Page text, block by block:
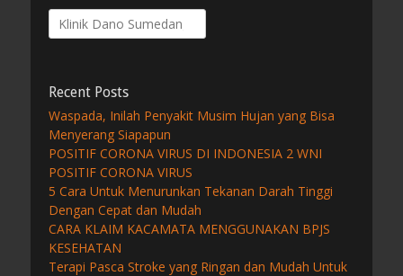
Search
for:
Recent Posts
Waspada, Inilah Penyakit Musim Hujan yang Bisa
Menyerang Siapapun
POSITIF CORONA VIRUS DI INDONESIA 2 WNI
POSITIF CORONA VIRUS
5 Cara Untuk Menurunkan Tekanan Darah Tinggi
Dengan Cepat dan Mudah
CARA KLAIM KACAMATA MENGGUNAKAN BPJS
KESEHATAN
Terapi Pasca Stroke yang Ringan dan Mudah Untuk